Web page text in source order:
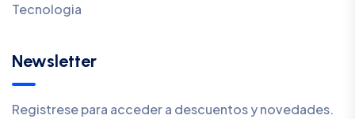
Tecnologia
Newsletter
Registrese para acceder a descuentos y novedades.